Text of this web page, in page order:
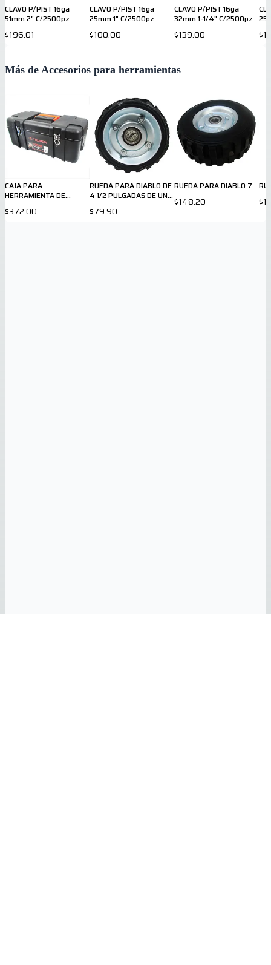
CLAVO P/PIST 16ga
51mm 2" C/2500pz
$196.01
CLAVO P/PIST 16ga
25mm 1" C/2500pz
$100.00
CLAVO P/PIST 16ga
32mm 1-1/4" C/2500pz
$139.00
Más de Accesorios para herramientas
CAJA PARA
HERRAMIENTA DE
PULGADAS
$372.00
RUEDA PARA DIABLO DE
4 1/2 PULGADAS DE UN
$79.90
RUEDA PARA DIABLO 7
$148.20